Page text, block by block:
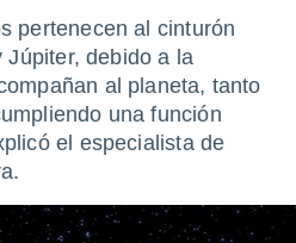
pertenecen al cinturón
Júpiter, debido a la
al planeta, tanto
una función
el especialista de